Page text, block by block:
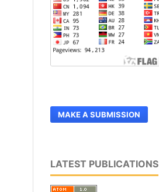
MAKE A SUBMISSION
LATEST PUBLICATIONS